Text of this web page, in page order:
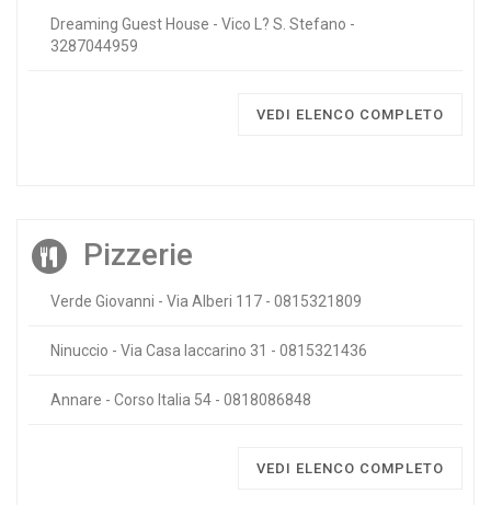
Dreaming Guest House - Vico L? S. Stefano -
3287044959
VEDI ELENCO COMPLETO
Pizzerie
Verde Giovanni - Via Alberi 117 - 0815321809
Ninuccio - Via Casa Iaccarino 31 - 0815321436
Annare - Corso Italia 54 - 0818086848
VEDI ELENCO COMPLETO